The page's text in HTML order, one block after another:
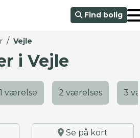
Find bolig
/ Vejle
i Vejle
1 værelse 2 værelses 3
Se på kort